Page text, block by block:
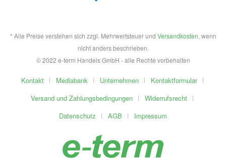
* Alle Preise verstehen sich zzgl. Mehrwertsteuer und Versandkosten, wenn
nicht anders beschrieben.
© 2022 e-term Handels GmbH - alle Rechte vorbehalten
Kontakt Mediabank Unternehmen
Kontaktformular
Versand und Zahlungsbedingungen
Widerrufsrecht
Datenschutz
AGB Impressum